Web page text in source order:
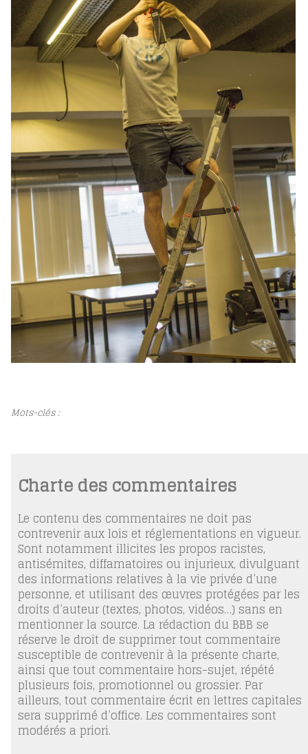
Mots-clés :
Charte des commentaires
Le contenu des commentaires ne doit pas
contrevenir aux lois et réglementations en vigueur.
Sont notamment illicites les propos racistes,
antisémites, diffamatoires ou injurieux, divulguant
des informations relatives à la vie privée d’une
personne, et utilisant des œuvres protégées par les
droits d’auteur (textes, photos, vidéos…) sans en
mentionner la source. La rédaction du BBB se
réserve le droit de supprimer tout commentaire
susceptible de contrevenir à la présente charte,
ainsi que tout commentaire hors-sujet, répété
plusieurs fois, promotionnel ou grossier. Par
ailleurs, tout commentaire écrit en lettres capitales
sera supprimé d’office. Les commentaires sont
modérés a priori.